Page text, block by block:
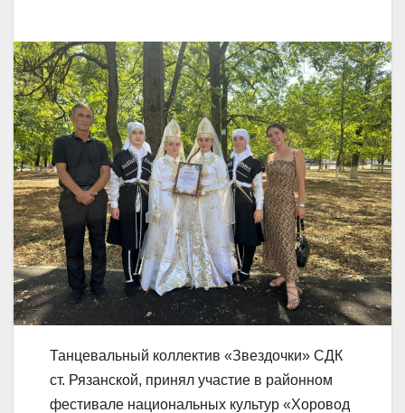
Танцевальный коллектив «Звездочки» СДК
ст. Рязанской, принял участие в районном
фестивале национальных культур «Хоровод